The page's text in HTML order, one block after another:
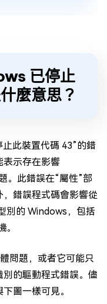
已停止
麼意思？
此裝置代碼 43”的錯
表示存在影響
。此錯誤在“屬性”部
錯誤程式碼會影響從
別的 Windows，包括
問題，或者它可能只
的驅動程式錯誤。儘
圖一樣可見。